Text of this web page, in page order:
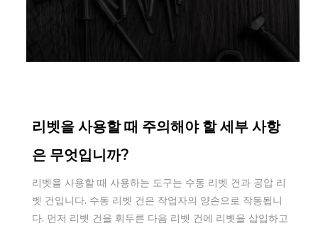
리벳을 사용할 때 주의해야 할 세부 사항
은 무엇입니까?
리벳을 사용할 때 사용하는 도구는 수동 리벳 ​​건과 공압 리
벳 건입니다. 수동 리벳 ​​건은 작업자의 양손으로 작동됩니
다. 먼저 리벳 건을 휘두른 다음 리벳 건에 리벳을 삽입하고